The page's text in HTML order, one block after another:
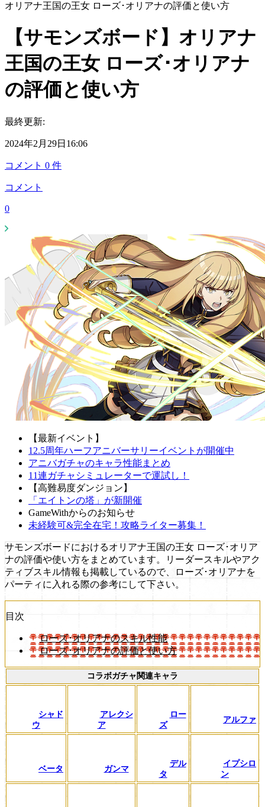
オリアナ王国の王女 ローズ･オリアナの評価と使い方
【サモンズボード】オリアナ
王国の王女 ローズ･オリアナ
の評価と使い方
最終更新:
2024年2月29日16:06
コメント 0 件
コメント
0
【最新イベント】
12.5周年ハーフアニバーサリーイベントが開催中
アニバガチャのキャラ性能まとめ
11連ガチャシミュレーターで運試し！
【高難易度ダンジョン】
「エイトンの塔」が新開催
GameWithからのお知らせ
未経験可&完全在宅！攻略ライター募集！
サモンズボードにおけるオリアナ王国の王女 ローズ･オリア
ナの評価や使い方をまとめています。リーダースキルやアク
ティブスキル情報も掲載しているので、ローズ･オリアナを
パーティに入れる際の参考にして下さい。
目次
ローズ･オリアナのスキル性能
ローズ･オリアナの評価と使い方
コラボガチャ関連キャラ
シャド
ウ
アレクシ
ア
ロー
ズ
アルファ
ベータ ガンマ
デル
タ
イプシロ
ン